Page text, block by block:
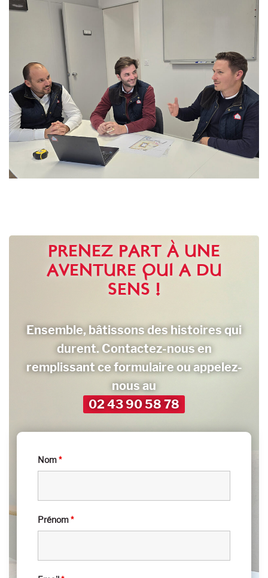
PRENEZ PART À UNE
AVENTURE QUI A DU
SENS !
Ensemble, bâtissons des histoires qui
durent. Contactez-nous en
remplissant ce formulaireou appelez-
nous au
02 43 90 58 78
Nom*
Prénom*